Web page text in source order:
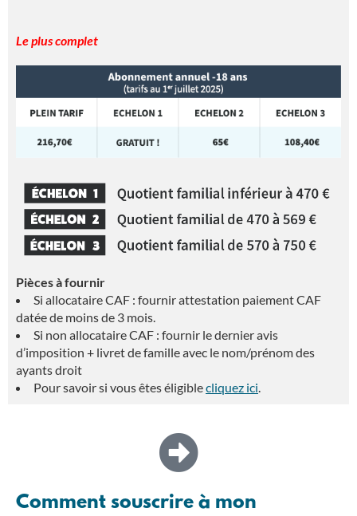
Le plus complet
Pièces à fournir
Si allocataire CAF : fournir attestation paiement CAF
datée de moins de 3 mois.
Si non allocataire CAF : fournir le dernier avis
d’imposition + livret de famille avec le nom/prénom des
ayants droit
Pour savoir si vous êtes éligiblecliquez ici.
Comment souscrire à mon